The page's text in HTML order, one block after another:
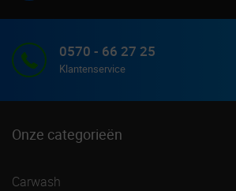
0570 - 66 27 25
Klantenservice
Onze categorieën
Carwash